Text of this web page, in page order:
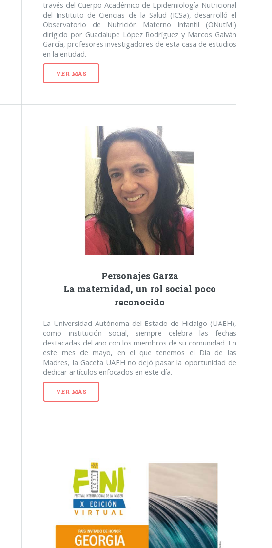
través del Cuerpo Académico de Epidemiología Nutricional
del Instituto de Ciencias de la Salud (ICSa), desarrolló el
Observatorio de Nutrición Materno Infantil (ONutMI)
dirigido por Guadalupe López Rodríguez y Marcos Galván
García, profesores investigadores de esta casa de estudios
en la entidad.
VER MÁS
Personajes Garza
La maternidad, un rol social poco
reconocido
La Universidad Autónoma del Estado de Hidalgo (UAEH),
como institución social, siempre celebra las fechas
destacadas del año con los miembros de su comunidad. En
este mes de mayo, en el que tenemos el Día de las
Madres, la Gaceta UAEH no dejó pasar la oportunidad de
dedicar artículos enfocados en este día.
VER MÁS